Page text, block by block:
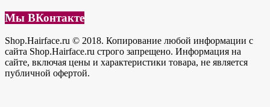
Мы ВКонтакте
Shop.Hairface.ru © 2018. Копирование любой информации с
сайта Shop.Hairface.ru строго запрещено. Информация на
сайте, включая цены и характеристики товара, не является
публичной офертой.